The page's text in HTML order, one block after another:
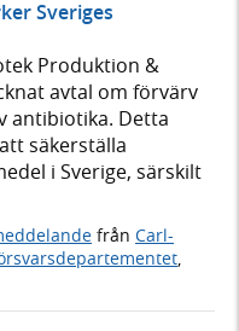
Sveriges
Produktion &
avtal om förvärv
antibiotika. Detta
säkerställa
i Sverige, särskilt
från Carl-
,